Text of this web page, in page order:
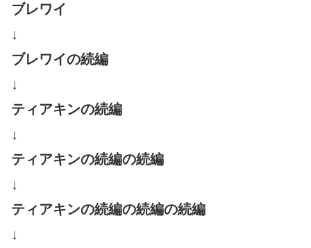
ブレワイ
↓
ブレワイの続編
↓
ティアキンの続編
↓
ティアキンの続編の続編
↓
ティアキンの続編の続編の続編
↓